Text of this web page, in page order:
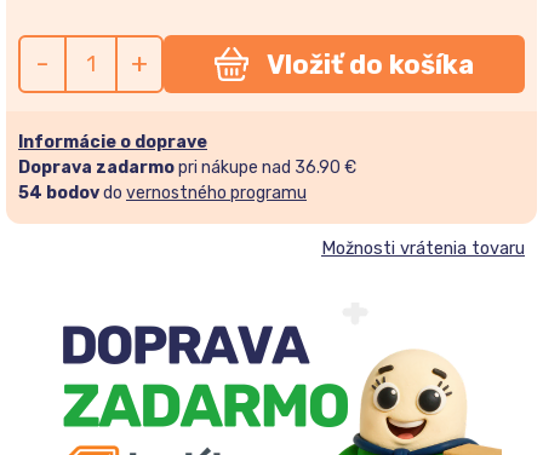
- + Vložiť do košíka
Informácie o doprave
Doprava zadarmopri nákupe nad 36.90 €
54 bodovdo vernostného programu
Možnosti vrátenia tovaru